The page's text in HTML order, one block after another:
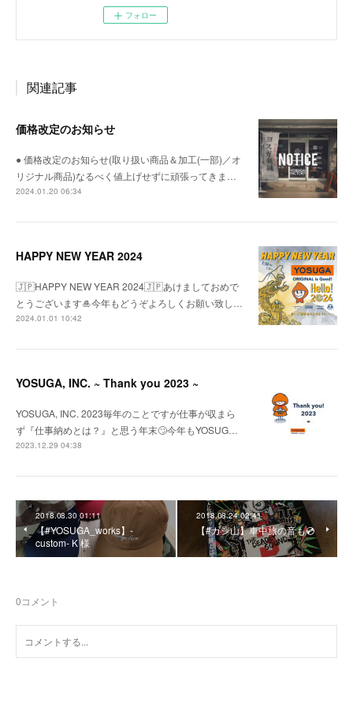
フォロー
関連記事
価格改定のお知らせ
● 価格改定のお知らせ(取り扱い商品＆加工(一部)／オ
リジナル商品)なるべく値上げせずに頑張ってきま…
2024.01.20 06:34
HAPPY NEW YEAR 2024
🇯🇵HAPPY NEW YEAR 2024🇯🇵あけましておめで
とうございます🎍今年もどうぞよろしくお願い致し…
2024.01.01 10:42
YOSUGA, INC. ~ Thank you 2023 ~
YOSUGA, INC. 2023毎年のことですが仕事が収まら
ず『仕事納めとは？』と思う年末🙄今年もYOSUG…
2023.12.29 04:38
2018.08.30 01:11
【#YOSUGA_works】-
custom- K 様
2018.08.24 02:41
【#ガシ山】車中旅の音も💿
0コメント